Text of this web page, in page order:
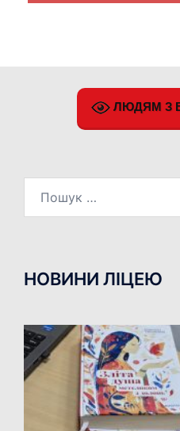
ЛЮДЯМ З
НОВИНИ ЛІЦЕЮ